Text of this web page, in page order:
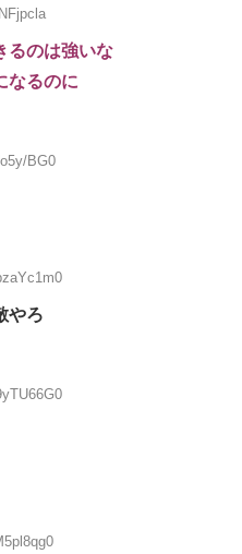
るのは強いな
なるのに
BG0
やろ